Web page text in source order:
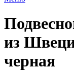
из
черная